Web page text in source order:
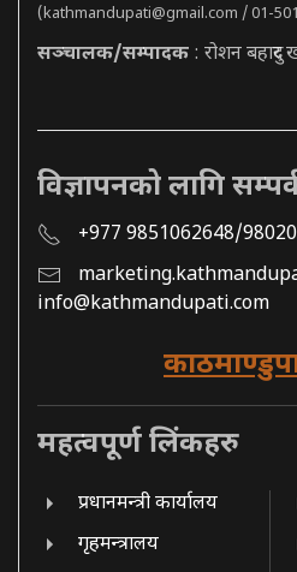
(kathmandupati@gmail.com / 01-
सञ्चालक/सम्पादक : रोशन बहादुर
विज्ञापनको लागि
+977 9851062648/
info@kathmandupati.com
महत्वपूर्ण लिंकहरु
प्रधानमन्त्री कार्यालय
गृहमन्त्रालय